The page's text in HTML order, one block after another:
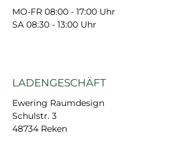
MO-FR 08:00 - 17:00 Uhr
SA 08:30 - 13:00 Uhr
LADENGESCHÄFT
Ewering Raumdesign
Schulstr. 3
48734 Reken